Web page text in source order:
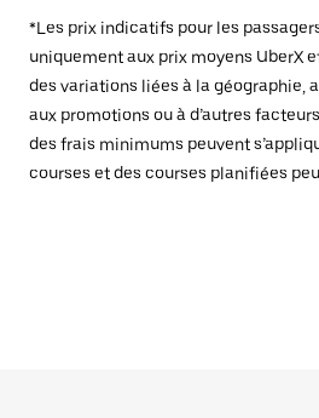
*Les prix indicatifs pour les
uniquement aux prix moyens UberX
des variations liées à la géographie,
aux promotions ou à d’autres
des frais minimums peuvent
courses et des courses planifiées